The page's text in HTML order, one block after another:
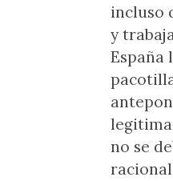
incluso
y
España
no se